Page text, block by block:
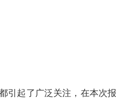
引起了广泛关注，在本次